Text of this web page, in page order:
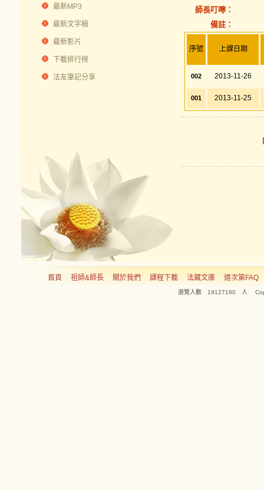
最新MP3
最新文字稿
最新影片
下載排行榜
法友筆記分享
師長叮嚀：
備註：
序號 上課日期
002 2013-11-26
001 2013-11-25
首頁 祖師&師長 關於我們 課程下載 法藏文庫 道次第FAQ
瀏覽人數 19127190 人